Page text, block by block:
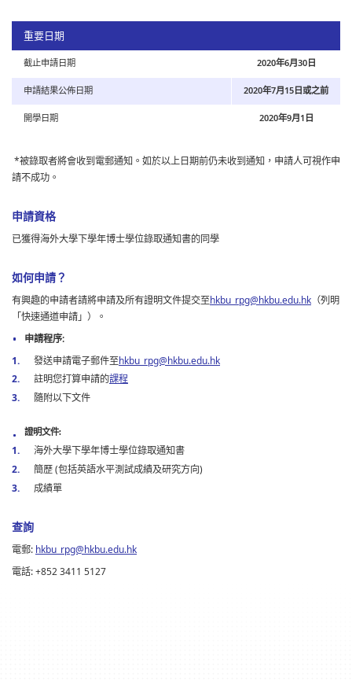
重要日期
截止申請日期 2020年6月30日
申請結果公佈日期 2020年7月15日或之前
開學日期 2020年9月1日
*被錄取者將會收到電郵通知。如於以上日期前仍未收到通知，申請人可視作申
請不成功。
申請資格
已獲得海外大學下學年博士學位錄取通知書的同學
如何申請？
有興趣的申請者請將申請及所有證明文件提交至hkbu_rpg@hkbu.edu.hk （列明
「快速通道申請」）。
申請程序:
發送申請電子郵件至hkbu_rpg@hkbu.edu.hk
註明您打算申請的課程
隨附以下文件
證明文件:
海外大學下學年博士學位錄取通知書
簡歷 (包括英語水平測試成績及研究方向)
成績單
查詢
電郵: hkbu_rpg@hkbu.edu.hk
電話: +852 3411 5127